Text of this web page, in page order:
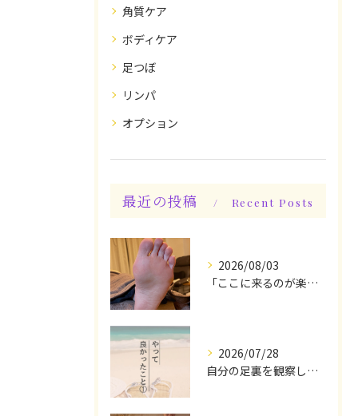
角質ケア
ボディケア
足つぼ
リンパ
オプション
最近の投稿 Recent Posts
2026/08/03
「ここに来るのが楽しみです♪」と、言っていただけます◎
2026/07/28
自分の足裏を観察してみる！やって良かったぁ〜♪